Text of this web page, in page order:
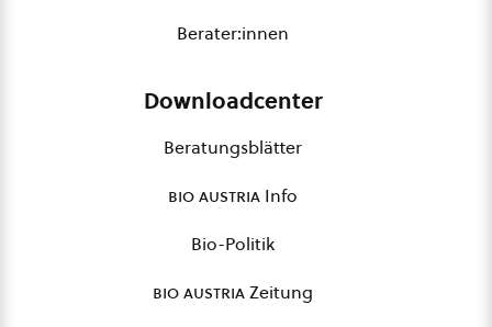
Berater:innen
Downloadcenter
Beratungsblätter
bio austria Info
Bio-Politik
bio austriaZeitung